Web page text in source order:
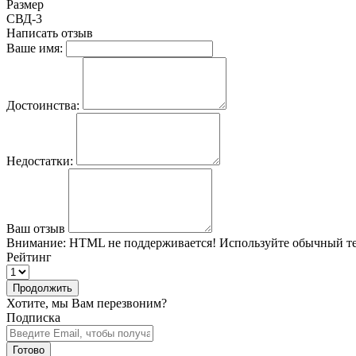
Размер
СВД-3
Написать отзыв
Ваше имя:
Достоинства:
Недостатки:
Ваш отзыв
Внимание: HTML не поддерживается! Используйте обычный
Рейтинг
Продолжить
Хотите, мы Вам перезвоним?
Подписка
Готово